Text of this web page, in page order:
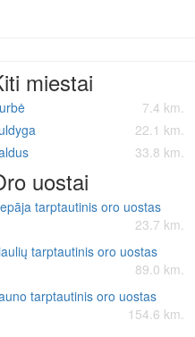
miestai
7.4 km.
22.1 km.
33.8 km.
uostai
tarptautinis oro uostas
23.7 km.
tarptautinis oro uostas
89.0 km.
tarptautinis oro uostas
154.6 km.